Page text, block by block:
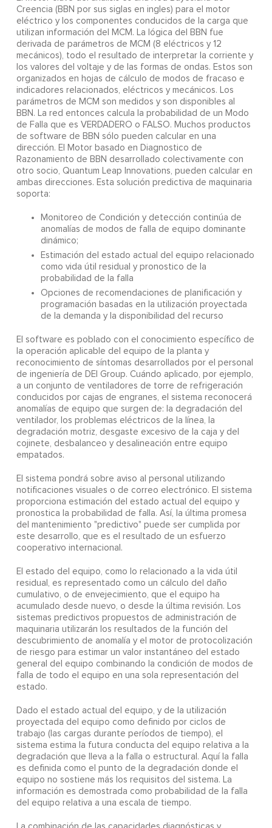
Creencia (BBN por sus siglas en ingles) para el motor
eléctrico y los componentes conducidos de la carga que
utilizan información del MCM. La lógica del BBN fue
derivada de parámetros de MCM (8 eléctricos y 12
mecánicos), todo el resultado de interpretar la corriente y
los valores del voltaje y de las formas de ondas. Estos son
organizados en hojas de cálculo de modos de fracaso e
indicadores relacionados, eléctricos y mecánicos. Los
parámetros de MCM son medidos y son disponibles al
BBN. La red entonces calcula la probabilidad de un Modo
de Falla que es VERDADERO o FALSO. Muchos productos
de software de BBN sólo pueden calcular en una
dirección. El Motor basado en Diagnostico de
Razonamiento de BBN desarrollado colectivamente con
otro socio, Quantum Leap Innovations, pueden calcular en
ambas direcciones. Esta solución predictiva de maquinaria
soporta:
Monitoreo de Condición y detección continúa de
anomalías de modos de falla de equipo dominante
dinámico;
Estimación del estado actual del equipo relacionado
como vida útil residual y pronostico de la
probabilidad de la falla
Opciones de recomendaciones de planificación y
programación basadas en la utilización proyectada
de la demanda y la disponibilidad del recurso
El software es poblado con el conocimiento específico de
la operación aplicable del equipo de la planta y
reconocimiento de síntomas desarrollados por el personal
de ingeniería de DEI Group. Cuándo aplicado, por ejemplo,
a un conjunto de ventiladores de torre de refrigeración
conducidos por cajas de engranes, el sistema reconocerá
anomalías de equipo que surgen de: la degradación del
ventilador, los problemas eléctricos de la línea, la
degradación motriz, desgaste excesivo de la caja y del
cojinete, desbalanceo y desalineación entre equipo
empatados.
El sistema pondrá sobre aviso al personal utilizando
notificaciones visuales o de correo electrónico. El sistema
proporciona estimación del estado actual del equipo y
pronostica la probabilidad de falla. Así, la última promesa
del mantenimiento "predictivo" puede ser cumplida por
este desarrollo, que es el resultado de un esfuerzo
cooperativo internacional.
El estado del equipo, como lo relacionado a la vida útil
residual, es representado como un cálculo del daño
cumulativo, o de envejecimiento, que el equipo ha
acumulado desde nuevo, o desde la última revisión. Los
sistemas predictivos propuestos de administración de
maquinaria utilizarán los resultados de la función del
descubrimiento de anomalía y el motor de protocolización
de riesgo para estimar un valor instantáneo del estado
general del equipo combinando la condición de modos de
falla de todo el equipo en una sola representación del
estado.
Dado el estado actual del equipo, y de la utilización
proyectada del equipo como definido por ciclos de
trabajo (las cargas durante períodos de tiempo), el
sistema estima la futura conducta del equipo relativa a la
degradación que lleva a la falla o estructural. Aquí la falla
es definida como el punto de la degradación donde el
equipo no sostiene más los requisitos del sistema. La
información es demostrada como probabilidad de la falla
del equipo relativa a una escala de tiempo.